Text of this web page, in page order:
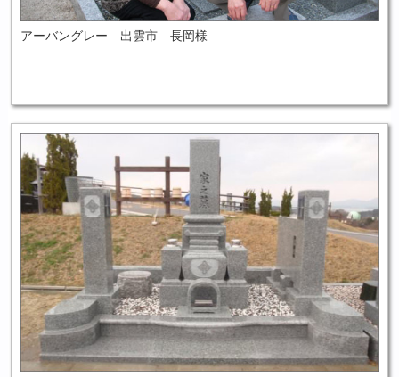
アーバングレー 出雲市 長岡様